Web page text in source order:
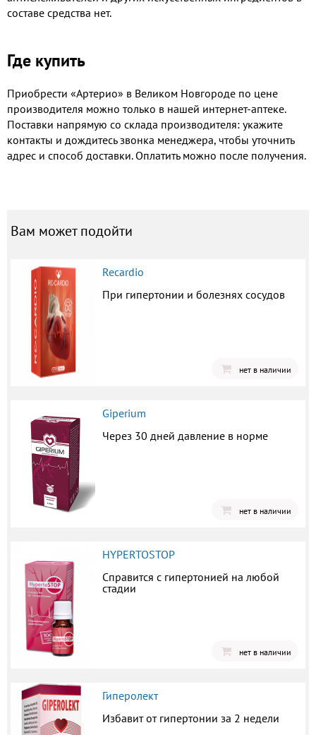
составе средства нет.
Где купить
Приобрести «Артерио» в Великом Новгороде​ по цене
производителя можно только в нашей интернет-аптеке.
Поставки напрямую со склада производителя: укажите
контакты и дождитесь звонка менеджера, чтобы уточнить
адрес и способ доставки. Оплатить можно после получения.
Вам может подойти
Recardio
При гипертонии и болезнях сосудов
нет в наличии
Giperium
Через 30 дней давление в норме
нет в наличии
HYPERTOSTOP
Справится с гипертонией на любой
стадии
нет в наличии
Гиперолект
Избавит от гипертонии за 2 недели